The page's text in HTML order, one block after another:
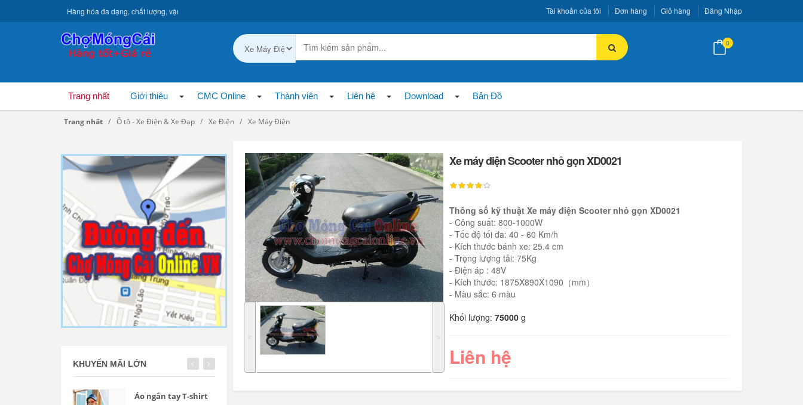
Tài khoản của tôi Đơn hàng Giỏ hàng Đăng Nhập
Hàng hóa đa dạng, chất lượng, vận chuyển toàn quốc.
0
Trang nhất Giới thiệu CMC Online Thành viên Liên hệ Download Bản Đồ
Trang nhất Ô tô - Xe Điện & Xe Đạp Xe Điện Xe Máy Điện
˂ ˃
Xe máy điện Scooter nhỏ gọn XD0021
Thông số kỹ thuật Xe máy điện Scooter nhỏ gọn XD0021
- Công suất: 800-1000W
- Tốc độ tối đa: 40 - 60 Km/h
- Kích thước bánh xe: 25.4 cm
- Trọng lượng tải: 75Kg
- Điện áp : 48V
- Kích thước: 1875X890X1090（mm）
- Màu sắc: 6 màu
Khối lượng:75000 g
Liên hệ
KHUYẾN MÃI LỚN
Áo ngắn tay T-shirt